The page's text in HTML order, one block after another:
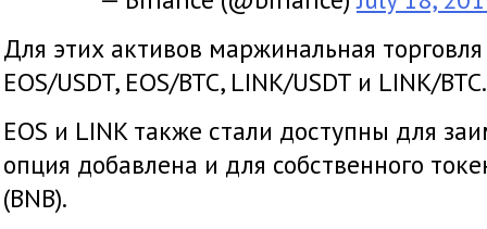
Для этих активов маржинальная
EOS/USDT, EOS/BTC, LINK/USDT и LINK/BTC.
EOS и LINK также стали доступны для
опция добавлена и для собственного
(BNB).